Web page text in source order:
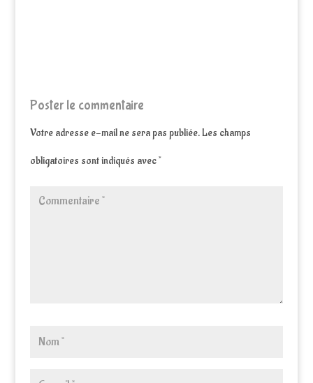
Poster le commentaire
Votre adresse e-mail ne sera pas publiée.Les champs
obligatoires sont indiqués avec*